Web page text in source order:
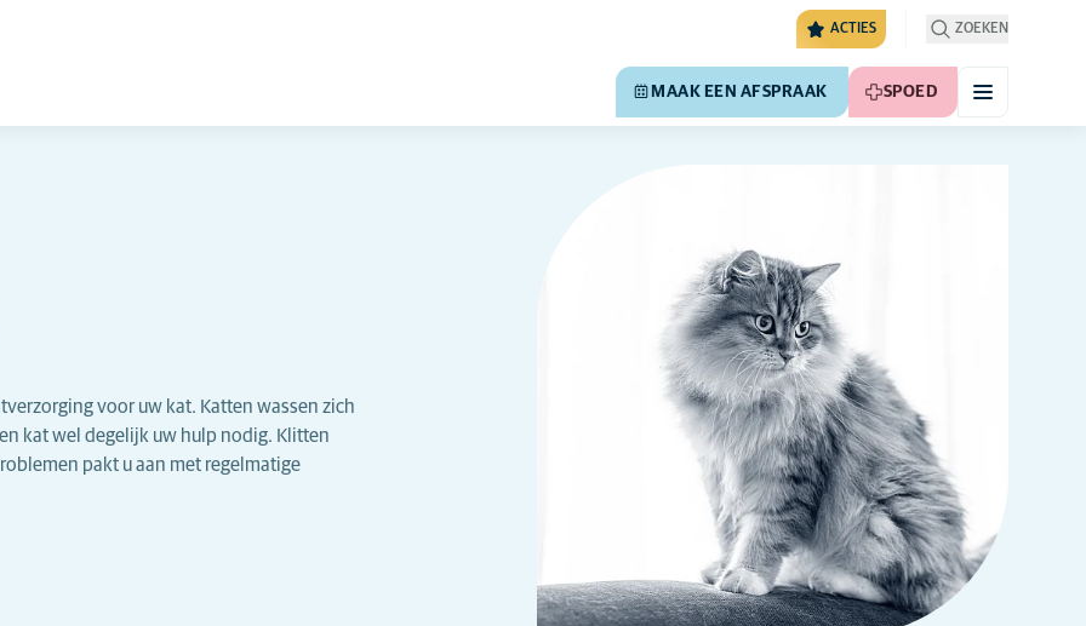
ACTIES ZOEKEN
MAAK EEN AFSPRAAK SPOED
voor uw kat. Katten wassen zich
kat wel degelijk uw hulp nodig. Klitten
pakt u aan met regelmatige